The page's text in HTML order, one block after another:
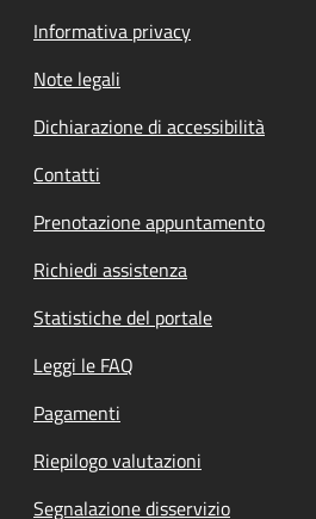
Informativa privacy
Note legali
Dichiarazione di accessibilità
Contatti
Prenotazione appuntamento
Richiedi assistenza
Statistiche del portale
Leggi le FAQ
Pagamenti
Riepilogo valutazioni
Segnalazione disservizio